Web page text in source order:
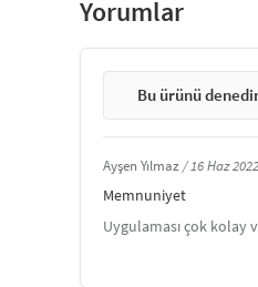
Yorumlar
Bu ürünü
Ayşen Yılmaz 16 Haz
Memnuniyet
Uygulaması çok kolay